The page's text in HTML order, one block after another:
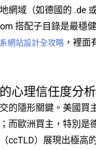
網域（如德國的 .de
搭配子目錄是最穩
網站設計全攻略 ，裡面
心理信任度分析
的隱形關鍵。美國買
而歐洲買主，特別是
ccTLD）展現出極高